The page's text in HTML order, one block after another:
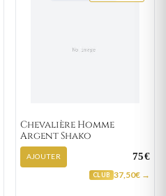
Chevalière Homme
Argent Shako
AJOUTER 75€
CLUB 37,50€ →